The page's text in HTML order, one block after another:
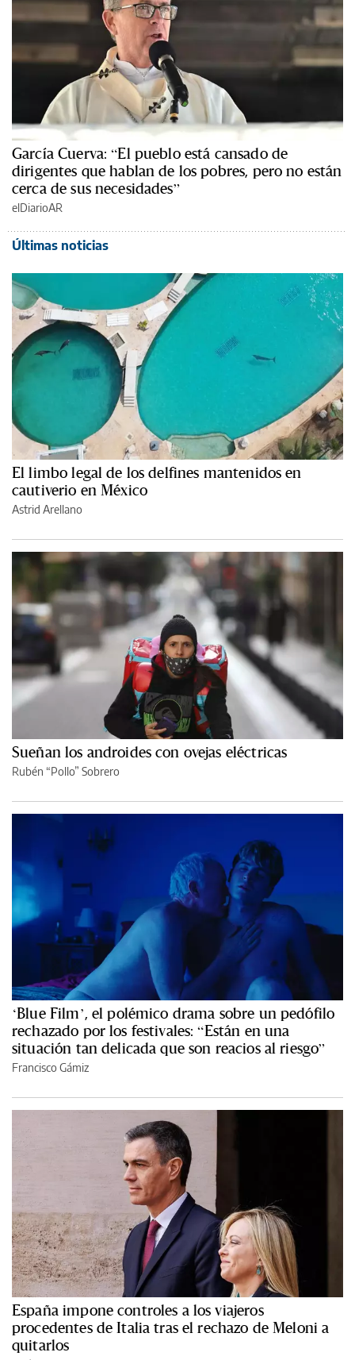
García Cuerva: “El pueblo está cansado de
dirigentes que hablan de los pobres, pero no están
cerca de sus necesidades”
elDiarioAR
Últimas noticias
El limbo legal de los delfines mantenidos en
cautiverio en México
Astrid Arellano
Sueñan los androides con ovejas eléctricas
Rubén “Pollo” Sobrero
‘Blue Film’, el polémico drama sobre un pedófilo
rechazado por los festivales: “Están en una
situación tan delicada que son reacios al riesgo”
Francisco Gámiz
España impone controles a los viajeros
procedentes de Italia tras el rechazo de Meloni a
quitarlos